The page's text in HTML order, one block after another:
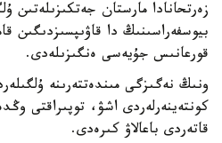
زەرتحانادا مارستان جەتكىزىلەتىن
بيوسفەراسىنىڭ دا قاۋىپسىزدىگىن
قورعانىس جۇيەسى ەنگىزىلەدى.
ونىڭ نەگىزگى مىندەتتەرىنە
كونتەينەرلەردى اشۋ، توپىراقتى
قاتەردى باعالاۋ كىرەدى.